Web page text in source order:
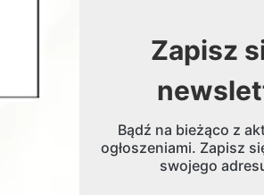
Zapisz
Bądź na bieżąco z
ogłoszeniami. Zapisz
swojego